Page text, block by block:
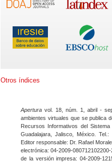
Otros índices
Apertura vol. 18, núm. 1, abril -
ambientes virtuales que se publica
Recursos Informativos del
Guadalajara, Jalisco, México.
Editor responsable: Dr. Rafael
electrónica: 04-2009-
de la versión impresa: 04-2009-